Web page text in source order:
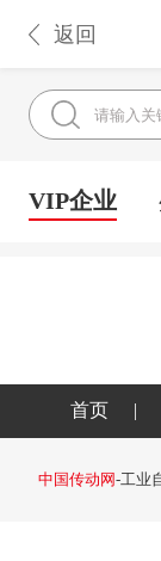
返回
VIP企业
首页 |
中国传动网-工业